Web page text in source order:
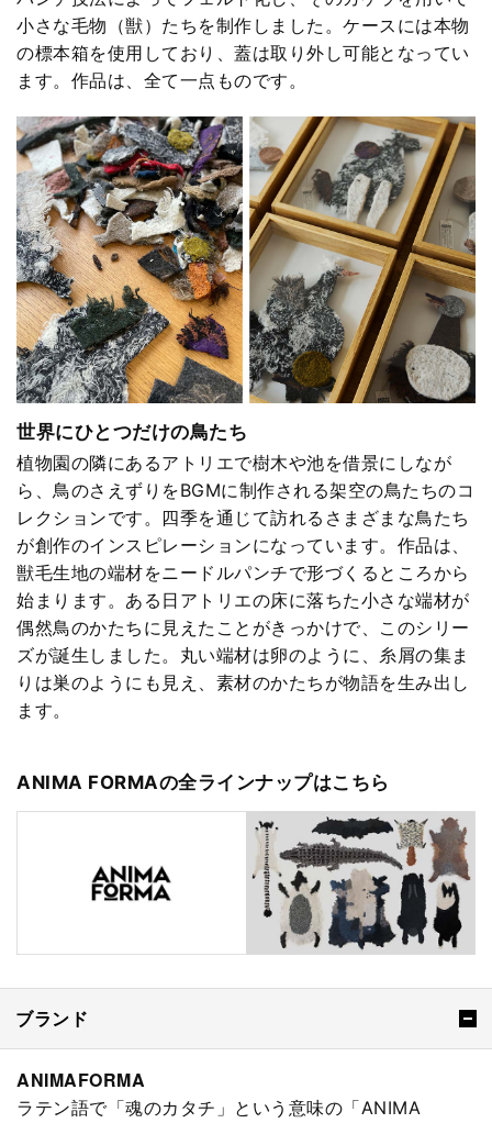
小さな毛物（獣）たちを制作しました。ケースには本物
の標本箱を使用しており、蓋は取り外し可能となってい
ます。作品は、全て一点ものです。
世界にひとつだけの鳥たち
植物園の隣にあるアトリエで樹木や池を借景にしなが
ら、鳥のさえずりをBGMに制作される架空の鳥たちのコ
レクションです。四季を通じて訪れるさまざまな鳥たち
が創作のインスピレーションになっています。作品は、
獣毛生地の端材をニードルパンチで形づくるところから
始まります。ある日アトリエの床に落ちた小さな端材が
偶然鳥のかたちに見えたことがきっかけで、このシリー
ズが誕生しました。丸い端材は卵のように、糸屑の集ま
りは巣のようにも見え、素材のかたちが物語を生み出し
ます。
ANIMA FORMAの全ラインナップはこちら
ブランド
ANIMAFORMA
ラテン語で「魂のカタチ」という意味の「ANIMA